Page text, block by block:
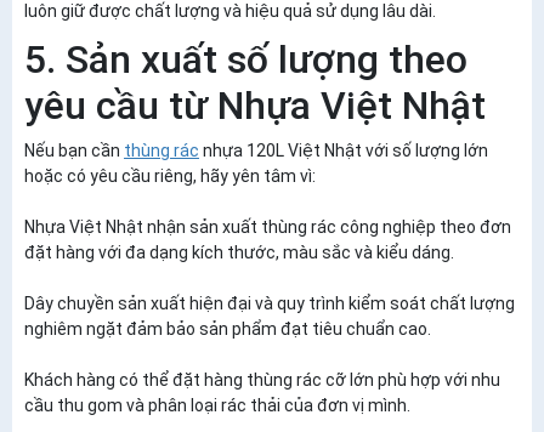
luôn giữ được chất lượng và hiệu quả sử dụng lâu dài.
5. Sản xuất số lượng theo
yêu cầu từ Nhựa Việt Nhật
Nếu bạn cần thùng rác nhựa 120L Việt Nhật với số lượng lớn
hoặc có yêu cầu riêng, hãy yên tâm vì:
Nhựa Việt Nhật nhận sản xuất thùng rác công nghiệp theo đơn
đặt hàng với đa dạng kích thước, màu sắc và kiểu dáng.
Dây chuyền sản xuất hiện đại và quy trình kiểm soát chất lượng
nghiêm ngặt đảm bảo sản phẩm đạt tiêu chuẩn cao.
Khách hàng có thể đặt hàng thùng rác cỡ lớn phù hợp với nhu
cầu thu gom và phân loại rác thải của đơn vị mình.